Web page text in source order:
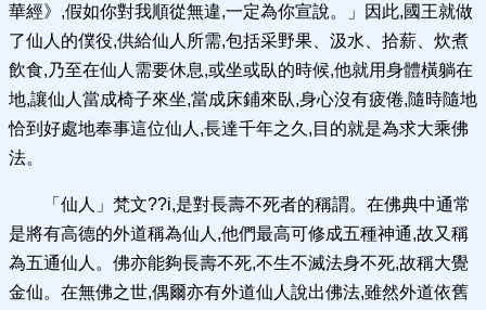
華經》,假如你對我順從無違,一定為你宣說。」因此,國王就做
了仙人的僕役,供給仙人所需,包括采野果、汲水、拾薪、炊煮
飲食,乃至在仙人需要休息,或坐或臥的時候,他就用身體橫躺在
地,讓仙人當成椅子來坐,當成床鋪來臥,身心沒有疲倦,隨時隨地
恰到好處地奉事這位仙人,長達千年之久,目的就是為求大乘佛
法。
「仙人」梵文??i,是對長壽不死者的稱謂。在佛典中通常
是將有高德的外道稱為仙人,他們最高可修成五種神通,故又稱
為五通仙人。佛亦能夠長壽不死,不生不滅法身不死,故稱大覺
金仙。在無佛之世,偶爾亦有外道仙人說出佛法,雖然外道依舊